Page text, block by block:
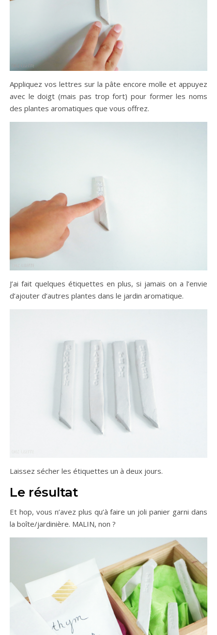
Appliquez vos lettres sur la pâte encore molle et appuyez
avec le doigt (mais pas trop fort) pour former les noms
des plantes aromatiques que vous offrez.
J’ai fait quelques étiquettes en plus, si jamais on a l’envie
d’ajouter d’autres plantes dans le jardin aromatique.
Laissez sécher les étiquettes un à deux jours.
Le résultat
Et hop, vous n’avez plus qu’à faire un joli panier garni dans
la boîte/jardinière. MALIN, non ?